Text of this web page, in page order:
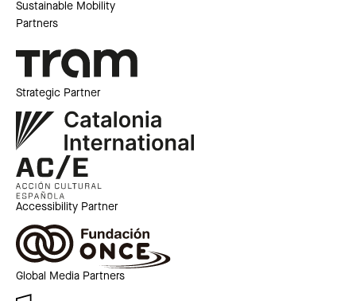
Sustainable Mobility
Partners
Strategic Partner
Accessibility Partner
Global Media Partners